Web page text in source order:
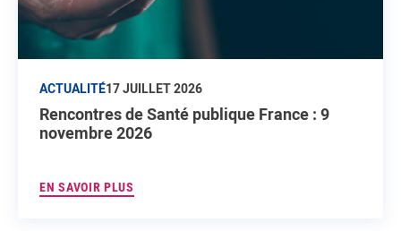
ACTUALITÉ17 JUILLET 2026
Rencontres de Santé publique France : 9
novembre 2026
EN SAVOIR PLUS